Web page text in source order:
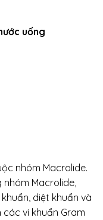
uống
nhóm Macrolide.
Macrolide,
diệt khuẩn và
vi khuẩn Gram